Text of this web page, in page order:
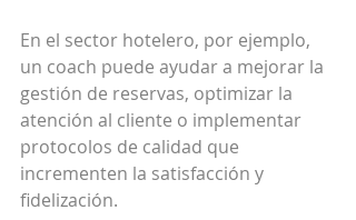
En el sector hotelero, por ejemplo,
un coach puede ayudar a mejorar la
gestión de reservas, optimizar la
atención al cliente o implementar
protocolos de calidad que
incrementen la satisfacción y
fidelización.